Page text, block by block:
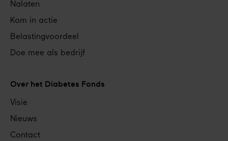
Nalaten
Kom in actie
Belastingvoordeel
Doe mee als bedrijf
Over het Diabetes Fonds
Visie
Nieuws
Contact